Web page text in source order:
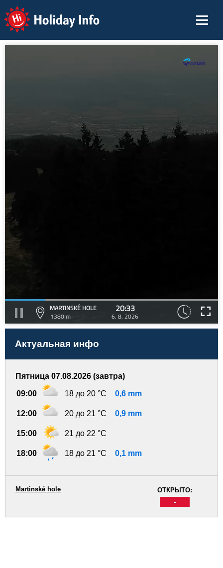
Holiday Info
MARTINSKÉ HOLE
1380 m
20:33
6. 8. 2026
Актуальная инфо
Пятница 07.08.2026 (завтра)
09:00 18 до 20 °C 0,6 mm
12:00 20 до 21 °C 0,9 mm
15:00 21 до 22 °C
18:00 18 до 21 °C 0,1 mm
ОТКРЫТО:
-
Martinské hole